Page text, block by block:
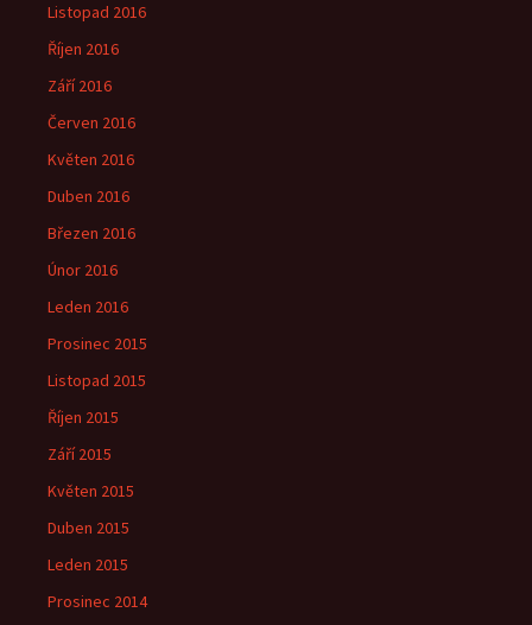
Listopad 2016
Říjen 2016
Září 2016
Červen 2016
Květen 2016
Duben 2016
Březen 2016
Únor 2016
Leden 2016
Prosinec 2015
Listopad 2015
Říjen 2015
Září 2015
Květen 2015
Duben 2015
Leden 2015
Prosinec 2014